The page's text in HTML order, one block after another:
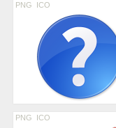
PNG ICO
PNG ICO